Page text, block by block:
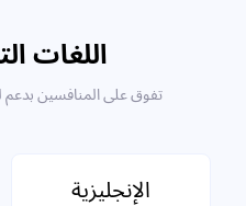
اللغات
تفوق على المنافسين بدعم
الإنجليزية